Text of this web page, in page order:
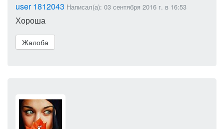
user 1812043 Написал(а): 03 сентября 2016 г. в 16:53
Хороша
Жалоба